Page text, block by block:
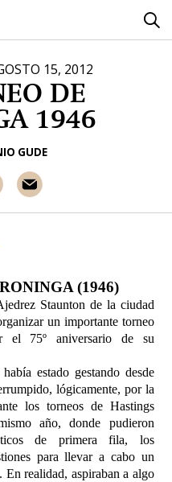
15, 2012
DE
1946
GUDE
(1946)
Staunton de la ciudad
un importante torneo
el 75º aniversario de su
estado gestando desde
lógicamente, por la
los torneos de Hastings
año, donde pudieron
de primera fila, los
para llevar a cabo un
realidad, aspiraban a algo